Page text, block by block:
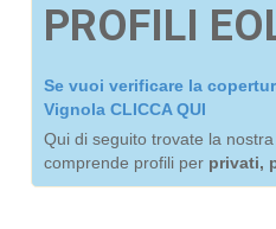
PROFILI
Se vuoi verificare la
Vignola CLICCA QUI
Qui di seguito trovate la
comprende profili per privati,